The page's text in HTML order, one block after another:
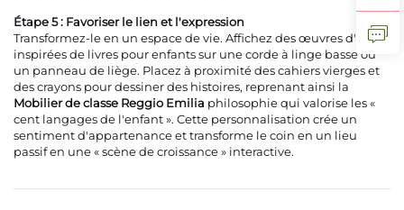
Étape 5 : Favoriser le lien et l'expression
Transformez-le en un espace de vie. Affichez des œuvres d'art
inspirées de livres pour enfants sur une corde à linge basse ou
un panneau de liège. Placez à proximité des cahiers vierges et
des crayons pour dessiner des histoires, reprenant ainsi la
Mobilier de classe Reggio Emilia philosophie qui valorise les «
cent langages de l'enfant ». Cette personnalisation crée un
sentiment d'appartenance et transforme le coin en un lieu
passif en une « scène de croissance » interactive.